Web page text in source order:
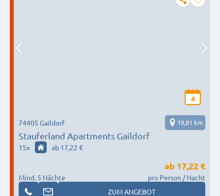
4
Stauferland Apartments Gaildorf
74405 Gaildorf 19,81 km
15x ab 17,22 €
Mind. 5 Nächte
ab 17,22 €
pro Person / Nacht
ZUM ANGEBOT